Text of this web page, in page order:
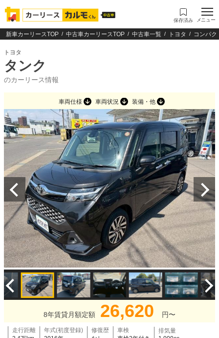
保存済み メニュー
新車カーリースTOP 中古車カーリースTOP 中古車一覧 トヨタ コンパク
トヨタ
タンク
のカーリース情報
車両仕様 車両状況 装備・他
8年賃貸月額定額 26,620 円〜
走行距離
年式(初度登録)
修復歴
車検
排気量